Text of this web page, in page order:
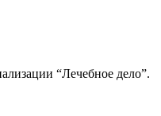
“Лечебное дело”.